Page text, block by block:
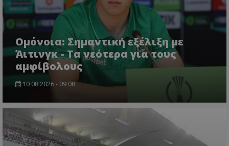
Ομόνοια: Σημαντική εξέλιξη με
Άιτινγκ - Τα νεότερα για τους
αμφίβολους
10.08.2026 - 09:08